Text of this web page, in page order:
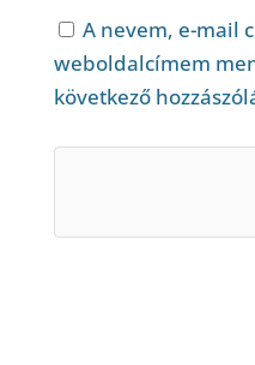
A nevem, e-mail
weboldalcímem
következő